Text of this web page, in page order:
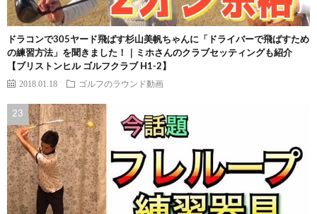
ドラコンで305ヤード飛ばす杉山美帆ちゃんに「ドライバーで飛ばすため
の練習方法」を聞きました！｜ミホさんのクラブセッティングも紹介
【ブリストンヒル ゴルフクラブ H1-2】
2018.01.18 ゴルフのラウンド動画